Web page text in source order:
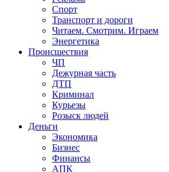
Спорт
Транспорт и дороги
Читаем. Смотрим. Играем
Энергетика
Происшествия
ЧП
Дежурная часть
ДТП
Криминал
Курьезы
Розыск людей
Деньги
Экономика
Бизнес
Финансы
АПК